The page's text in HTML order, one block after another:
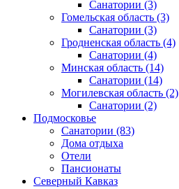
Санатории (3)
Гомельская область (3)
Санатории (3)
Гродненская область (4)
Санатории (4)
Минская область (14)
Санатории (14)
Могилевская область (2)
Санатории (2)
Подмосковье
Санатории (83)
Дома отдыха
Отели
Пансионаты
Северный Кавказ